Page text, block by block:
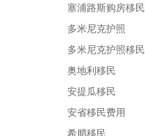
塞浦路斯购房移民
多米尼克护照
多米尼克护照移民
奥地利移民
安提瓜移民
安省移民费用
希腊移民